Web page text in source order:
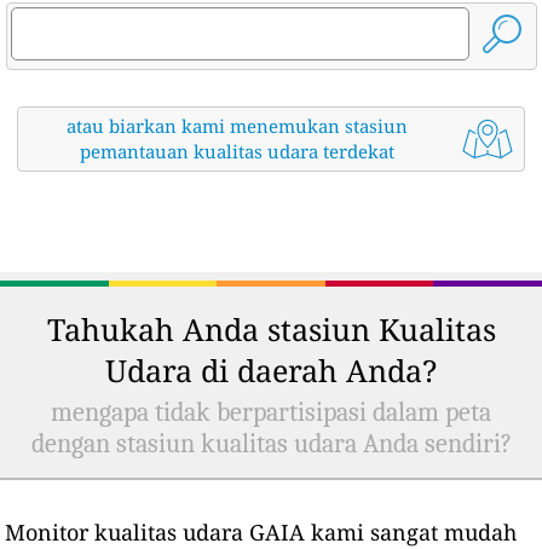
atau biarkan kami menemukan stasiun
pemantauan kualitas udara terdekat
Tahukah Anda stasiun Kualitas
Udara di daerah Anda?
mengapa tidak berpartisipasi dalam peta
dengan stasiun kualitas udara Anda sendiri?
Monitor kualitas udara GAIA kami sangat mudah